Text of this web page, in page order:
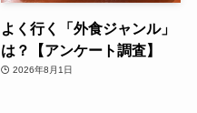
よく行く「外食ジャンル」
は？【アンケート調査】
2026年8月1日